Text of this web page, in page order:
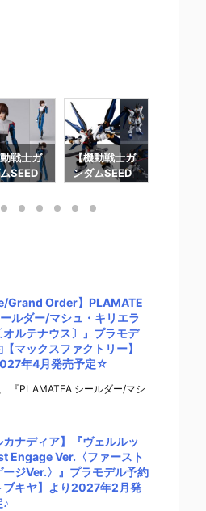
動戦士ガ
SEED
フィギュ
可動フ
ア予約
ンダイ】
2026年1
売予定♪
【機動戦士ガ
ンダムSEED
UNDAM UNI
フリーダムガ
ンダム』可動
フィギュア予
約【バンダ
イ】より202
6年12月発売
予定♪
Grand Order】PLAMATE
ルダー/マシュ・キリエラ
オルテナウス〕』プラモデ
マックスファクトリー】
年4月発売予定☆
『PLAMATEA シールダー/マシ
カナディア】『ヴェルルッ
Engage Ver.〈ファースト
ージVer.〉』プラモデル予約
ブキヤ】より2027年2月発